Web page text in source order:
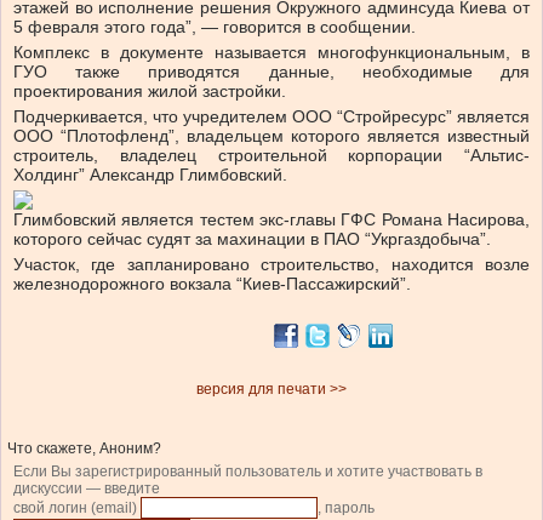
этажей во исполнение решения Окружного админсуда Киева от
5 февраля этого года”, — говорится в сообщении.
Комплекс в документе называется многофункциональным, в
ГУО также приводятся данные, необходимые для
проектирования жилой застройки.
Подчеркивается, что учредителем ООО “Стройресурс” является
ООО “Плотофленд”, владельцем которого является известный
строитель, владелец строительной корпорации “Альтис-
Холдинг” Александр Глимбовский.
Глимбовский является тестем экс-главы ГФС Романа Насирова,
которого сейчас судят за махинации в ПАО “Укргаздобыча”.
Участок, где запланировано строительство, находится возле
железнодорожного вокзала “Киев-Пассажирский”.
версия для печати >>
Что скажете, Аноним?
Если Вы зарегистрированный пользователь и хотите участвовать в
дискуссии — введите
свой логин (email)
, пароль